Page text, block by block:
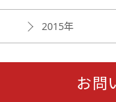
2015年
お問